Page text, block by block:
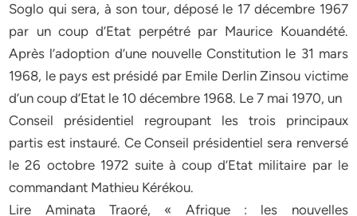
Soglo qui sera, à son tour, déposé le 17 décembre 1967
par un coup d’Etat perpétré par Maurice Kouandété.
Après l’adoption d’une nouvelle Constitution le 31 mars
1968, le pays est présidé par Emile Derlin Zinsou victime
d’un coup d’Etat le 10 décembre 1968. Le 7 mai 1970, un
Conseil présidentiel regroupant les trois principaux
partis est instauré. Ce Conseil présidentiel sera renversé
le 26 octobre 1972 suite à coup d’Etat militaire par le
commandant Mathieu Kérékou.
Lire Aminata Traoré, « Afrique : les nouvelles